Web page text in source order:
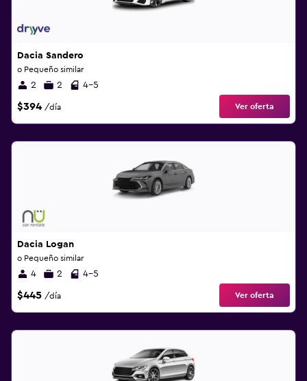
Dacia Sandero
o Pequeño similar
2 2 4-5
$394 /día Ver oferta
Dacia Logan
o Pequeño similar
4 2 4-5
$445 /día Ver oferta